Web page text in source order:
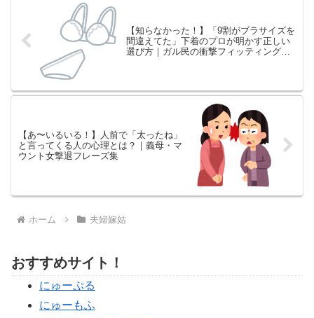
【知らなかった！】「9割がブラサイズを
間違えてた」下着のプロが明かす正しい
選び方｜ガル民の衝撃フィッティング体
【あ〜いるいる！】人前で「太ったね」
と言ってくる人の心理とは？｜義母・マ
ウント女撃退フレーズ集
ホーム 夫婦嫁姑
おすすめサイト！
にゅーぷる
にゅーもふ